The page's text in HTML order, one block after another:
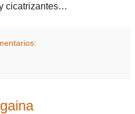
cicatrizantes…